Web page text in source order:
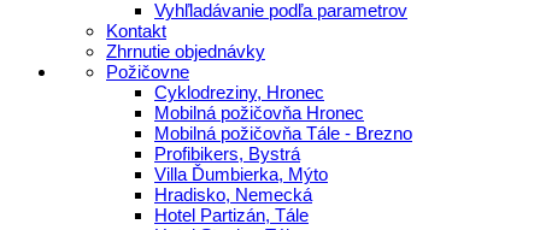
Vyhľladávanie podľa parametrov
Kontakt
Zhrnutie objednávky
Požičovne
Cyklodreziny, Hronec
Mobilná požičovňa Hronec
Mobilná požičovňa Tále - Brezno
Profibikers, Bystrá
Villa Ďumbierka, Mýto
Hradisko, Nemecká
Hotel Partizán, Tále